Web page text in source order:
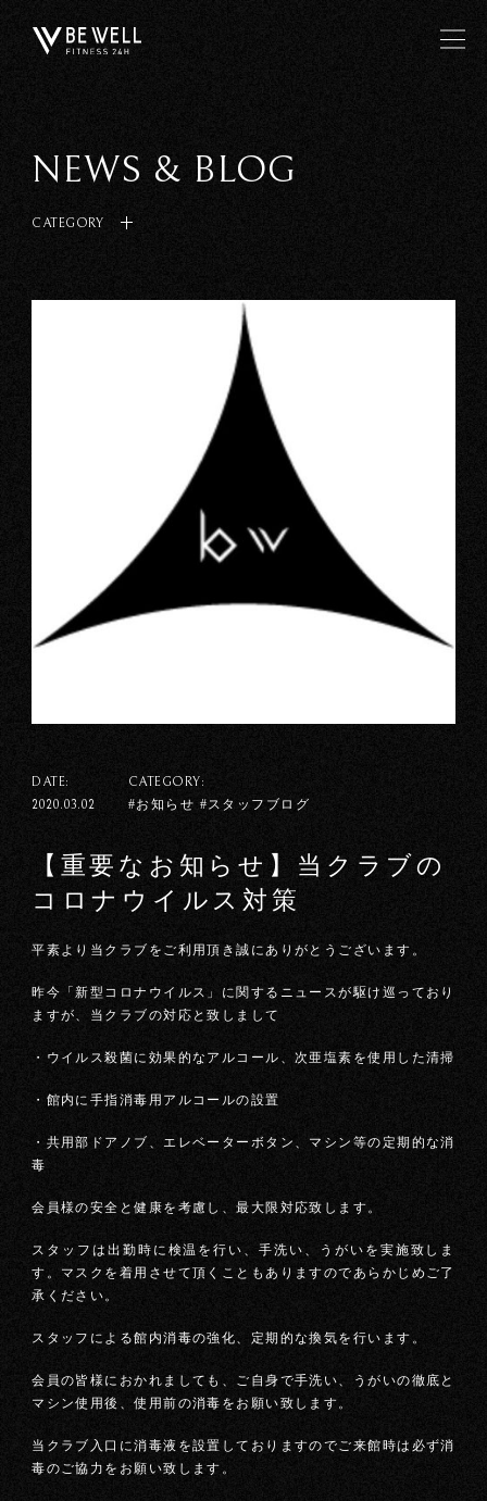
NEWS & BLOG
CATEGORY
DATE:
2020.03.02
CATEGORY:
#お知らせ #スタッフブログ
【重要なお知らせ】当クラブの
コロナウイルス対策
平素より当クラブをご利用頂き誠にありがとうございます。
昨今「新型コロナウイルス」に関するニュースが駆け巡っており
ますが、当クラブの対応と致しまして
・ウイルス殺菌に効果的なアルコール、次亜塩素を使用した清掃
・館内に手指消毒用アルコールの設置
・共用部ドアノブ、エレベーターボタン、マシン等の定期的な消
毒
会員様の安全と健康を考慮し、最大限対応致します。
スタッフは出勤時に検温を行い、手洗い、うがいを実施致しま
す。マスクを着用させて頂くこともありますのであらかじめご了
承ください。
スタッフによる館内消毒の強化、定期的な換気を行います。
会員の皆様におかれましても、ご自身で手洗い、うがいの徹底と
マシン使用後、使用前の消毒をお願い致します。
当クラブ入口に消毒液を設置しておりますのでご来館時は必ず消
毒のご協力をお願い致します。